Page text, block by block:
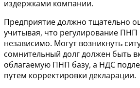
издержками компании.
Предприятие должно тщательно
учитывая, что регулирование ПНП
независимо. Могут возникнуть
сомнительный долг должен быть
облагаемую ПНП базу, а НДС
путем корректировки декларации.